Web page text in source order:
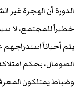
الدورة أن الهجرة غير
خطيراً للمجتمع، لا
يتم أحياناً استدراجهم
الصومال، بحكم
وضباط يمتلكون